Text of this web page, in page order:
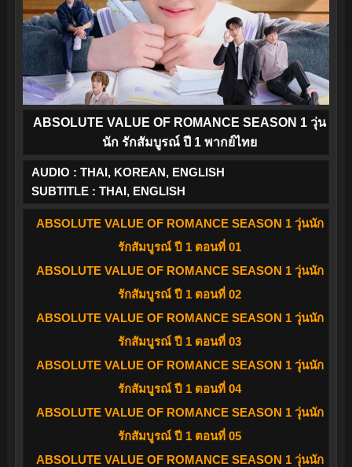
ABSOLUTE VALUE OF ROMANCE SEASON 1 วุ่น
นัก รักสัมบูรณ์ ปี 1 พากย์ไทย
AUDIO : THAI, KOREAN, ENGLISH
SUBTITLE : THAI, ENGLISH
ABSOLUTE VALUE OF ROMANCE SEASON 1 วุ่นนัก
รักสัมบูรณ์ ปี 1 ตอนที่ 01
ABSOLUTE VALUE OF ROMANCE SEASON 1 วุ่นนัก
รักสัมบูรณ์ ปี 1 ตอนที่ 02
ABSOLUTE VALUE OF ROMANCE SEASON 1 วุ่นนัก
รักสัมบูรณ์ ปี 1 ตอนที่ 03
ABSOLUTE VALUE OF ROMANCE SEASON 1 วุ่นนัก
รักสัมบูรณ์ ปี 1 ตอนที่ 04
ABSOLUTE VALUE OF ROMANCE SEASON 1 วุ่นนัก
รักสัมบูรณ์ ปี 1 ตอนที่ 05
ABSOLUTE VALUE OF ROMANCE SEASON 1 วุ่นนัก